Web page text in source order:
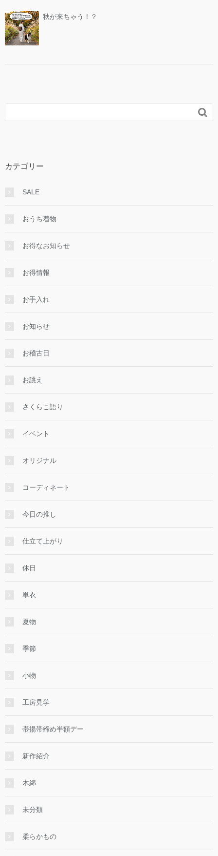
秋が来ちゃう！？

カテゴリー
SALE
おうち着物
お得なお知らせ
お得情報
お手入れ
お知らせ
お稽古日
お誂え
さくらこ語り
イベント
オリジナル
コーディネート
今日の推し
仕立て上がり
休日
単衣
夏物
季節
小物
工房見学
帯揚帯締め半額デー
新作紹介
木綿
未分類
柔らかもの